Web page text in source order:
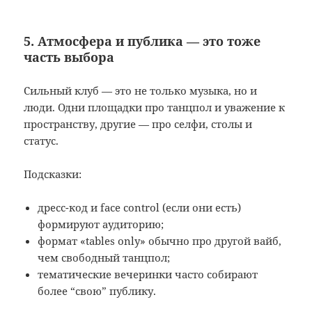
5. Атмосфера и публика — это тоже
часть выбора
Сильный клуб — это не только музыка, но и
люди. Одни площадки про танцпол и уважение к
пространству, другие — про селфи, столы и
статус.
Подсказки:
дресс-код и face control (если они есть)
формируют аудиторию;
формат «tables only» обычно про другой вайб,
чем свободный танцпол;
тематические вечеринки часто собирают
более “свою” публику.